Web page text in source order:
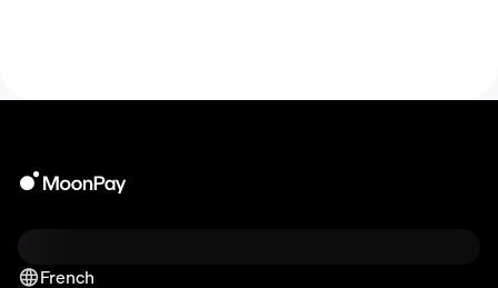
French